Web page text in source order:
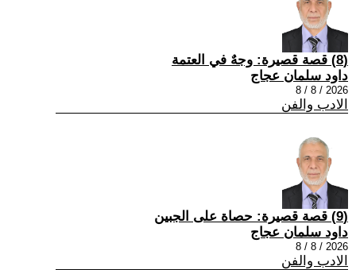
(8) قصة قصيرة: وجهٌ في العتمة
داود سلمان عجاج
2026 / 8 / 8
الادب والفن
(9) قصة قصيرة: حصاة على الجبين
داود سلمان عجاج
2026 / 8 / 8
الادب والفن